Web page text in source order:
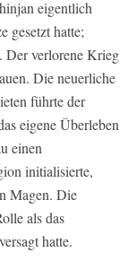
eigentlich
gesetzt hatte;
Der verlorene Krieg
Die neuerliche
führte der
eigene Überleben
einen
initialisierte,
Magen. Die
als das
hatte.